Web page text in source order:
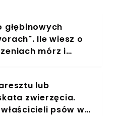
głębinowych
Ile wiesz o
mórz i
lub
zwierzęcia.
psów w